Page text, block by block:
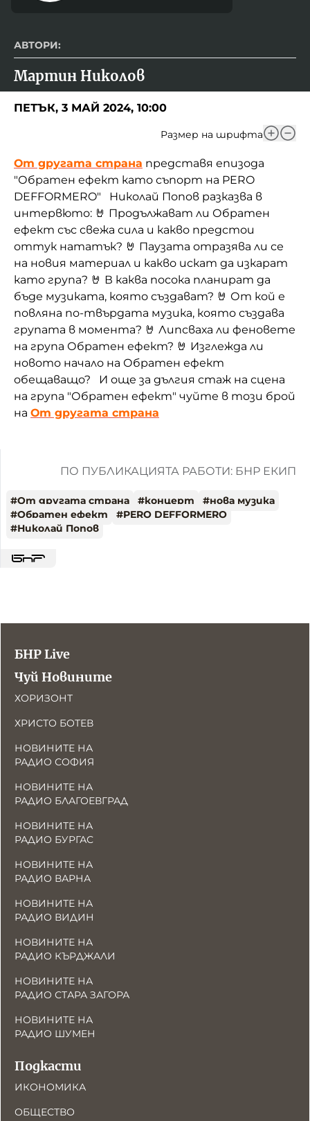
АВТОРИ:
Мартин Николов
ПЕТЪК, 3 МАЙ 2024, 10:00
Размер на шрифта
От другата страна представя епизода
"Обратен ефект като съпорт на PERO
DEFFORMERO" Николай Попов разказва в
интервюто: 🤘 Продължават ли Обратен
ефект със свежа сила и какво предстои
оттук нататък? 🤘 Паузата отразява ли се
на новия материал и какво искат да изкарат
като група? 🤘 В каква посока планират да
бъде музиката, която създават? 🤘 От кой е
повляна по-твърдата музика, която създава
групата в момента? 🤘 Липсваха ли феновете
на група Обратен ефект? 🤘 Изглежда ли
новото начало на Обратен ефект
обещаващо? И още за дългия стаж на сцена
на група "Обратен ефект" чуйте в този брой
на От другата страна
ПО ПУБЛИКАЦИЯТА РАБОТИ: БНР ЕКИП
#От другата страна #концерт #нова музика
#Обратен ефект #PERO DEFFORMERO
#Николай Попов
БНР Live
Чуй Новините
ХОРИЗОНТ
ХРИСТО БОТЕВ
НОВИНИТЕ НА
РАДИО СОФИЯ
НОВИНИТЕ НА
РАДИО БЛАГОЕВГРАД
НОВИНИТЕ НА
РАДИО БУРГАС
НОВИНИТЕ НА
РАДИО ВАРНА
НОВИНИТЕ НА
РАДИО ВИДИН
НОВИНИТЕ НА
РАДИО КЪРДЖАЛИ
НОВИНИТЕ НА
РАДИО СТАРА ЗАГОРА
НОВИНИТЕ НА
РАДИО ШУМЕН
Подкасти
ИКОНОМИКА
ОБЩЕСТВО